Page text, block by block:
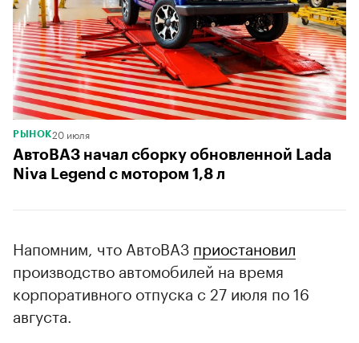
РЫНОК20 июля
АвтоВАЗ начал сборку обновленной Lada
Niva Legend с мотором 1,8 л
Напомним, что АвтоВАЗ приостановил
производство автомобилей на время
корпоративного отпуска с 27 июля по 16
августа.